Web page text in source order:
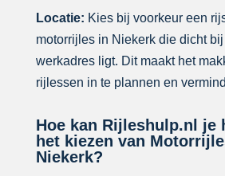
Locatie: Kies bij voorkeur een
motorrijles in Niekerk die dicht
werkadres ligt. Dit maakt het
rijlessen in te plannen en
Hoe kan Rijleshulp.nl je
het kiezen van
Niekerk?